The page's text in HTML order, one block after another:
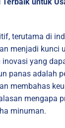
terutama di
menjadi kunci
yang
panas adalah
membahas
mengapa
minuman.